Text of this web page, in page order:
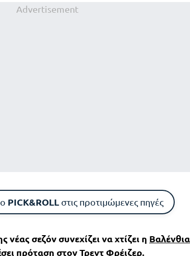
Advertisement
PICK&ROLLστις προτιμώμενες πηγές
νέας σεζόν συνεχίζει να χτίζει η Βαλένθια
πρόταση στον Τρεντ Φρέιζερ.